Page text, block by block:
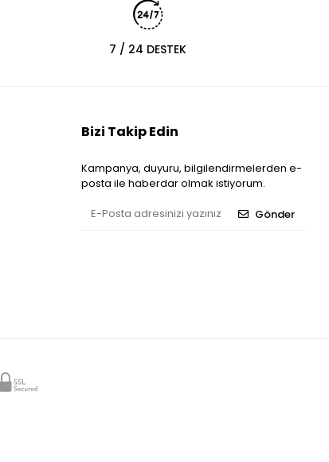
7 / 24 DESTEK
Bizi Takip Edin
Kampanya, duyuru, bilgilendirmelerden e-
posta ile haberdar olmak istiyorum.
Gönder